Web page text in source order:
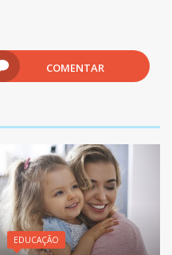
COMENTAR
EDUCAÇÃO